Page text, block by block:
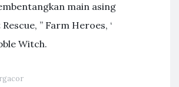
main asing
” Farm Heroes, ‘
Witch.